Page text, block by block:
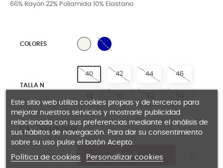
66% Rayon 22% Poliamida 10% Elastano
COLORES 0 NATURAL17 MARINO
TALLA N
40 42 44 46
Guía de tallas
AÑADIR
Este sitio web utiliza cookies propias y de terceros para
mejorar nuestros servicios y mostrarle publicidad
relacionada con sus preferencias mediante el análisis de
sus hábitos de navegación. Para dar su consentimiento
sobre su uso pulse el botón Acepto.
Política de cookies Personalizar cookies